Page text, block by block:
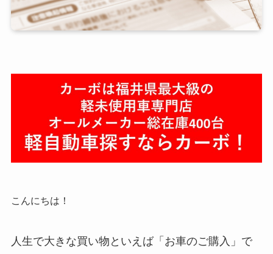
こんにちは！
人生で大きな買い物といえば「お車のご購入」で